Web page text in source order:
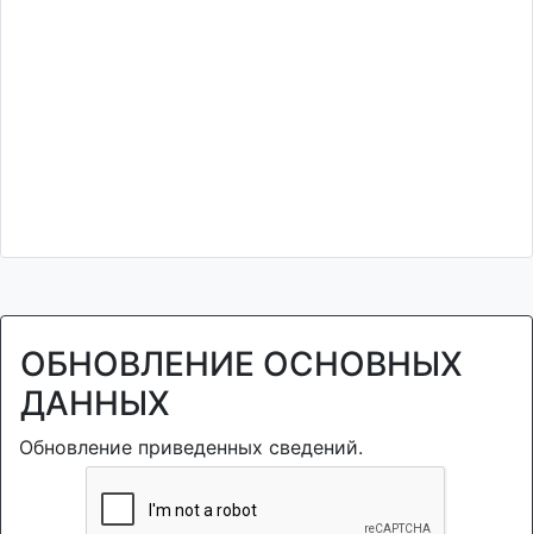
ОБНОВЛЕНИЕ ОСНОВНЫХ
ДАННЫХ
Обновление приведенных сведений.